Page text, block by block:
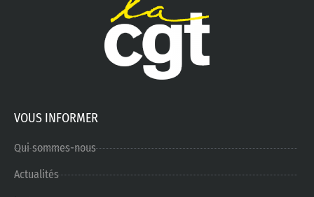
VOUS INFORMER
Qui sommes-nous
Actualités